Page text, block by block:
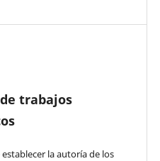
trabajos
la autoría de los